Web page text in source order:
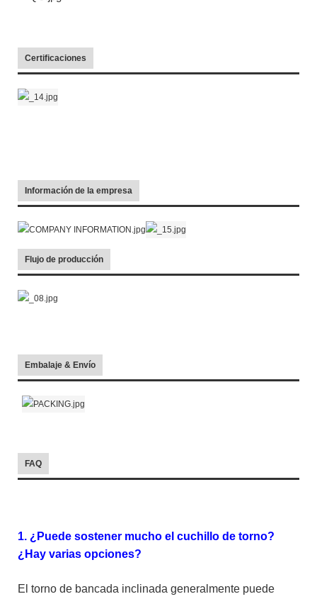
Certificaciones
Información de la empresa
Flujo de producción
Embalaje & Envío
FAQ
1. ¿Puede sostener mucho el cuchillo de torno?
¿Hay varias opciones?
El torno de bancada inclinada generalmente puede